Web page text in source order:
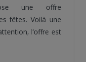
une offre
fêtes. Voilà une
l’offre est